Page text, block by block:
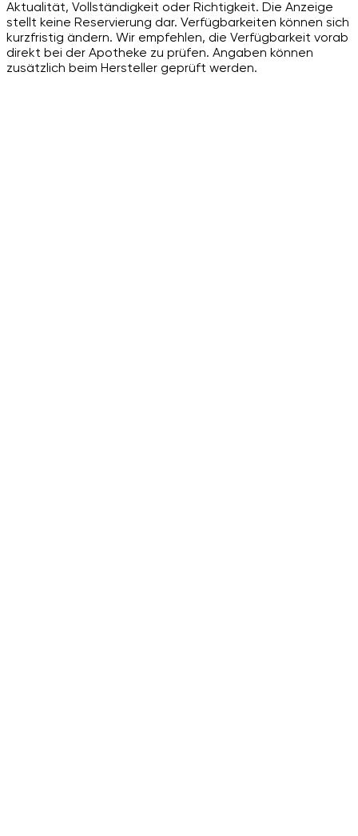
Aktualität, Vollständigkeit oder Richtigkeit. Die Anzeige
stellt keine Reservierung dar. Verfügbarkeiten können sich
kurzfristig ändern. Wir empfehlen, die Verfügbarkeit vorab
direkt bei der Apotheke zu prüfen. Angaben können
zusätzlich beim Hersteller geprüft werden.